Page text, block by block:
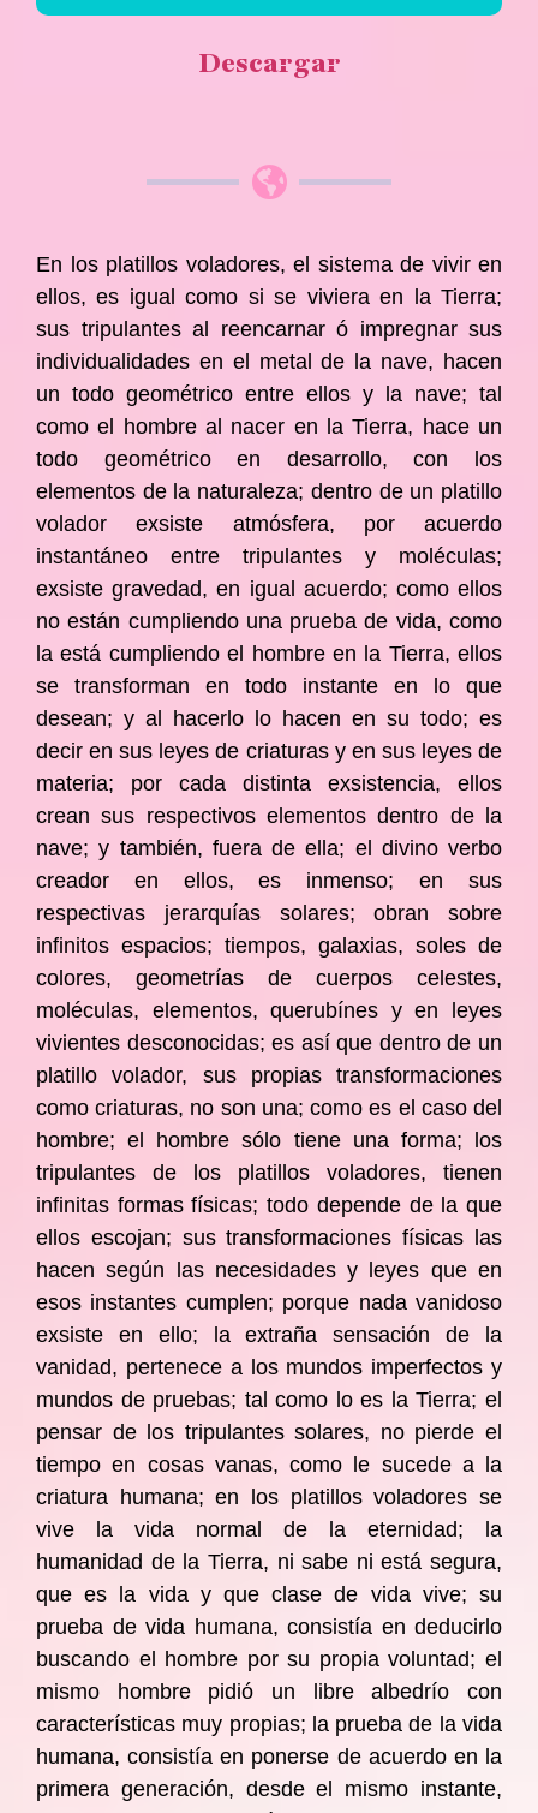
Descargar
En los platillos voladores, el sistema de vivir en
ellos, es igual como si se viviera en la Tierra;
sus tripulantes al reencarnar ó impregnar sus
individualidades en el metal de la nave, hacen
un todo geométrico entre ellos y la nave; tal
como el hombre al nacer en la Tierra, hace un
todo geométrico en desarrollo, con los
elementos de la naturaleza; dentro de un platillo
volador exsiste atmósfera, por acuerdo
instantáneo entre tripulantes y moléculas;
exsiste gravedad, en igual acuerdo; como ellos
no están cumpliendo una prueba de vida, como
la está cumpliendo el hombre en la Tierra, ellos
se transforman en todo instante en lo que
desean; y al hacerlo lo hacen en su todo; es
decir en sus leyes de criaturas y en sus leyes de
materia; por cada distinta exsistencia, ellos
crean sus respectivos elementos dentro de la
nave; y también, fuera de ella; el divino verbo
creador en ellos, es inmenso; en sus
respectivas jerarquías solares; obran sobre
infinitos espacios; tiempos, galaxias, soles de
colores, geometrías de cuerpos celestes,
moléculas, elementos, querubínes y en leyes
vivientes desconocidas; es así que dentro de un
platillo volador, sus propias transformaciones
como criaturas, no son una; como es el caso del
hombre; el hombre sólo tiene una forma; los
tripulantes de los platillos voladores, tienen
infinitas formas físicas; todo depende de la que
ellos escojan; sus transformaciones físicas las
hacen según las necesidades y leyes que en
esos instantes cumplen; porque nada vanidoso
exsiste en ello; la extraña sensación de la
vanidad, pertenece a los mundos imperfectos y
mundos de pruebas; tal como lo es la Tierra; el
pensar de los tripulantes solares, no pierde el
tiempo en cosas vanas, como le sucede a la
criatura humana; en los platillos voladores se
vive la vida normal de la eternidad; la
humanidad de la Tierra, ni sabe ni está segura,
que es la vida y que clase de vida vive; su
prueba de vida humana, consistía en deducirlo
buscando el hombre por su propia voluntad; el
mismo hombre pidió un libre albedrío con
características muy propias; la prueba de la vida
humana, consistía en ponerse de acuerdo en la
primera generación, desde el mismo instante,